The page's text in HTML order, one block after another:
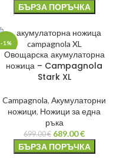
БЪРЗА ПОРЪЧКА
-1%
Овощарска акумулаторна
ножица – Campagnola
Stark XL
Campagnola, Акумулаторни
ножици, Ножици за една
ръка
699.00€ 689.00€
БЪРЗА ПОРЪЧКА